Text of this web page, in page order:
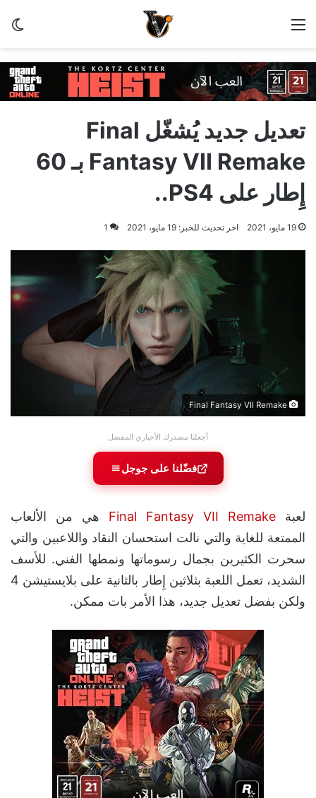
القائمة
تعديل جديد يُشغّل Final
Fantasy VII Remake بـ 60
إِطار على PS4..
19 مايو، 2021 اخر تحديث للخبر: 19 مايو، 2021 1
أجعلنا مصدرك الأخباري المفضل
فضّلنا على جوجل
لعبة Final Fantasy VII Remake هي من الألعاب
الممتعة للغاية والتي نالت استحسان النقاد واللاعبين والتي
سحرت الكثيرين بجمال رسوماتها ونمطها الفني. للأسف
الشديد، تعمل اللعبة بثلاثين إِطار بالثانية على بلايستيشن 4
ولكن بفضل تعديل جديد، هذا الأمر بات ممكن.